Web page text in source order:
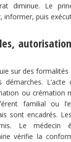
diminue. Le
informer, puis
sur des
L’acte
ou crémation
familial ou
sont encadrés.
Le médecin
vérifie la